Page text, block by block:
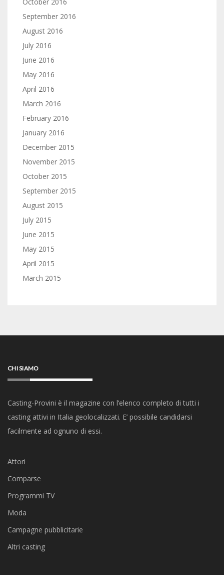
September 2016
August 2016
July 2016
June 2016
May 2016
April 2016
March 2016
February 2016
January 2016
December 2015
November 2015
October 2015
September 2015
August 2015
July 2015
June 2015
May 2015
April 2015
March 2015
CHI SIAMO
Casting-Provini è il magazine con l’elenco completo di tutti i
casting attivi in Italia geolocalizzati. E’ possibile candidarsi
facilmente ad ognuno di essi.
Attori
Comparse
Programmi TV
Moda
Campagne pubblicitarie
Altri casting